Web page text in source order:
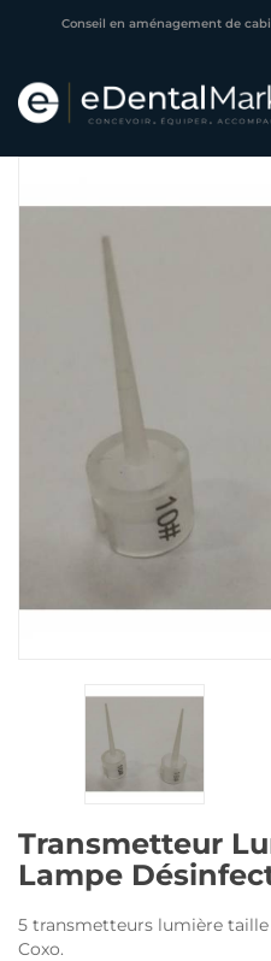
Conseil en aménagement de
Transmetteur
Lampe
5 transmetteurs lumière taille
Coxo.